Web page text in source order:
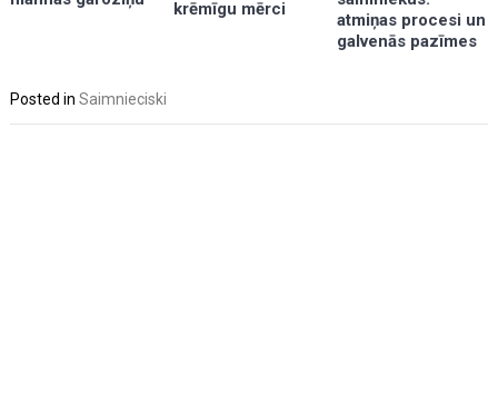
krēmīgu mērci
atmiņas procesi un
galvenās pazīmes
Posted inSaimnieciski